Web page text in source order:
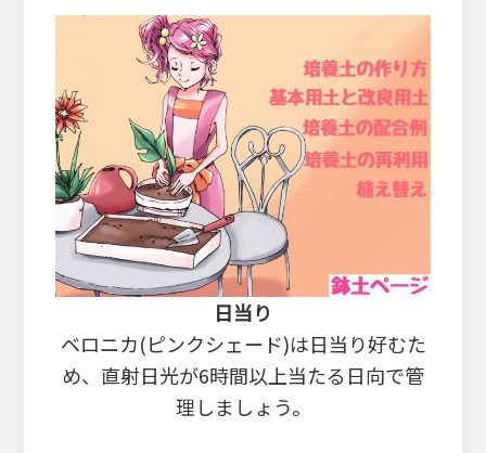
日当り
ベロニカ(ピンクシェード)は日当り好むた
め、直射日光が6時間以上当たる日向で管
理しましょう。